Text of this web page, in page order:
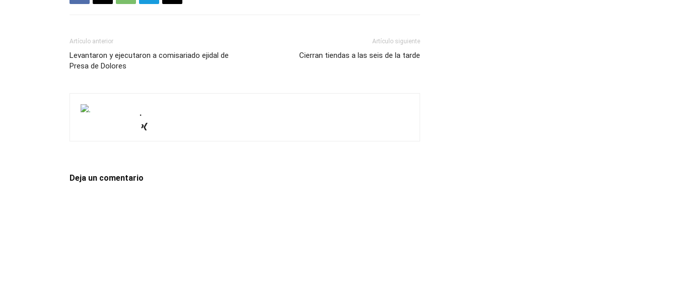
Artículo anterior
Levantaron y ejecutaron a comisariado ejidal de
Presa de Dolores
Artículo siguiente
Cierran tiendas a las seis de la tarde
.
Deja un comentario